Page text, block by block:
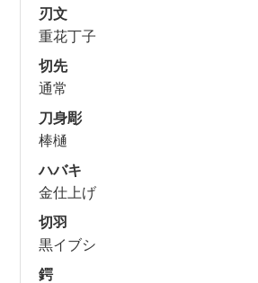
刃文
重花丁子
切先
通常
刀身彫
棒樋
ハバキ
金仕上げ
切羽
黒イブシ
鍔